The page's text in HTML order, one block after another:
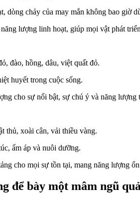
dòng chảy của may mắn không bao giờ
lượng linh hoạt, giúp mọi vật phát
đào, hồng, dâu, việt quất đỏ.
huyết trong cuộc sống.
cho sự nổi bật, sự chú ý và năng lượng
thủ, xoài cân, vải thiều vàng.
ấm áp và nuôi dưỡng.
cho mọi sự tồn tại, mang năng lượng
để bày một mâm ngũ